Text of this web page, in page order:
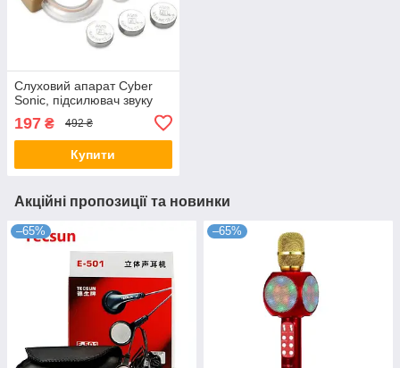
Слуховий апарат Cyber
Sonic, підсилювач звуку
197 ₴ 492 ₴
Купити
Акційні пропозиції та новинки
–65% –65%